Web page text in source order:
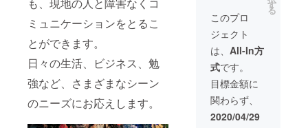
ミュニケーションをとるこ
とができます。
日々の生活、ビジネス、勉
強など、さまざまなシーン
のニーズにお応えします。
上した
正規販
売価格
が販売
予定価
格より
下がる
可能性
もござ
ご注文
状況、
使用部
材の供
給状
況、製
造工程
上の都
合等に
より出
荷時期
容） ・
IZELL翻
訳機
TR001
本体×3
※カラー
はガン
メタ
リック
・Type-
C充電
す
る
このプロ
ジェクト
は、 All-In方
式です。
目標金額に
関わらず、
2020/04/29